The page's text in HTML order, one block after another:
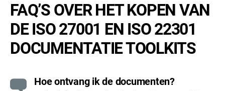
FAQ’S OVER HET KOPEN VAN
DE ISO 27001 EN ISO 22301
DOCUMENTATIE TOOLKITS
Hoe ontvang ik de documenten?